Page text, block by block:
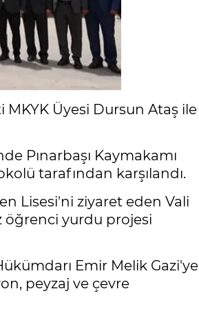
MKYK Üyesi Dursun Ataş ile
Pınarbaşı Kaymakamı
tarafından karşılandı.
Lisesi'ni ziyaret eden Vali
öğrenci yurdu projesi
Emir Melik Gazi'ye
peyzaj ve çevre